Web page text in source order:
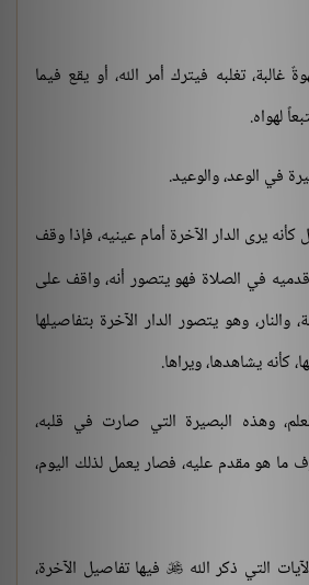
غالبة، تغلبه فيترك أمر الله، أو يقع فيما
لهواه.
في الوعد، والوعيد.
يرى الدار الآخرة أمام عينيه، فإذا وقف
في الصلاة فهو يتصور أنه، واقف على
والنار، وهو يتصور الدار الآخرة بتفاصيلها
كأنه يشاهدها، ويراها.
وهذه البصيرة التي صارت في قلبه،
ما هو مقدم عليه، فصار يعمل لذلك اليوم،
التي ذكر الله  فيها تفاصيل الآخرة،